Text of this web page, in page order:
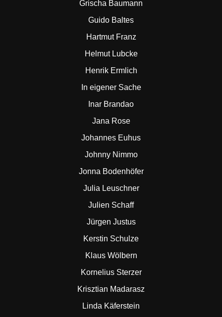
Grischa Baumann
Guido Baltes
Hartmut Franz
Helmut Lubcke
Henrik Ermlich
In eigener Sache
Inar Brandao
Jana Rose
Johannes Euhus
Johnny Nimmo
Jonna Bodenhöfer
Julia Leuschner
Julien Schaff
Jürgen Justus
Kerstin Schulze
Klaus Wölbern
Kornelius Sterzer
Krisztian Madarasz
Linda Käferstein